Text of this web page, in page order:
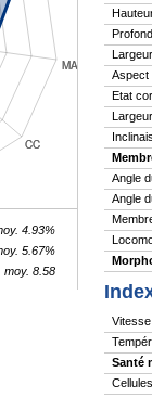
4.93%
5.67%
moy. 8.58
Aspect
Etat
Angle
Angle
Santé
Cellules